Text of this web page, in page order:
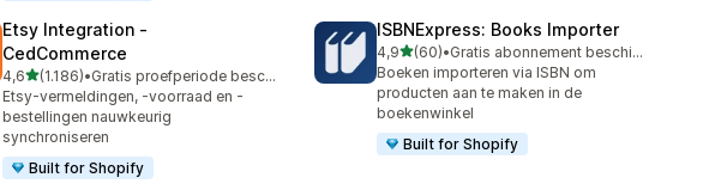
Etsy Integration ‑
CedCommerce
4,6van 5 sterren
(1.186)
1186 recensies in totaal
•
Gratis proefperiode beschikbaar
Etsy-vermeldingen, -voorraad en -
bestellingen nauwkeurig
synchroniseren
Built for Shopify
ISBNExpress: Books Importer
4,9van 5 sterren
(60)
60 recensies in totaal
•
Gratis abonnement beschikbaar
Boeken importeren via ISBN om
producten aan te maken in de
boekenwinkel
Built for Shopify